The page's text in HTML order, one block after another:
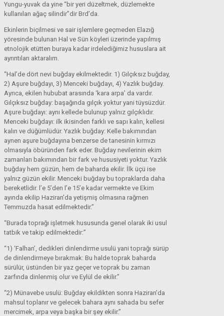
Yungu-yuvak da yine “bir yeri düzeltmek, düzlemekte
kullanılan ağaç silindir”dir Brd’da.
Ekinlerin biçilmesi ve sair işlemlere geçmeden Elazığ
yöresinde bulunan Hal ve Sün köyleri üzerinde yapılmış
etnolojik etütten buraya kadar irdelediğimiz hususlara ait
ayrıntıları aktaralım.
“Hal’de dört nevi buğday ekilmektedir. 1) Gılçıksız buğday,
2) Aşure buğdayı, 3) Menceki buğdayı, 4) Yazlık buğday.
Ayrıca, ekilen hububat arasında ‘kara arpa’ da vardır.
Gılçıksız buğday: başağında gılçık yoktur yani tüysüzdür.
Aşure buğdayı: aynı kellede bulunup yalnız gılçıklıdır.
Menceki buğdayı: ilk ikisinden farklı ve sapı kalın, kellesi
kalın ve düğümlüdür. Yazlık buğday: Kelle bakımından
aynen aşure buğdayına benzerse de tanesinin kırmızı
olmasıyla öbüründen fark eder. Buğday nevilerinin ekim
zamanları bakımından bir fark ve hususiyeti yoktur. Yazlık
buğday hem güzün, hem de baharda ekilir. İlk üçü ise
yalnız güzün ekilir. Menceki buğday bu topraklarda daha
bereketlidir. l’e 5’den l’e 15’e kadar vermekte ve Ekim
ayında ekilip Haziran’da yetişmiş olmasına rağmen
Temmuzda hasat edilmektedir.”
“Burada toprağı işletmek hususunda genel olarak iki usul
tatbik ve takip edilmektedir:”
“1) ‘Falhan’, dedikleri dinlendirme usulü yani toprağı sürüp
de dinlendirmeye bırakmak: Bu halde toprak baharda
sürülür, üstünden bir yaz geçer ve toprak bu zaman
zarfında dinlenmiş olur ve Eylül de ekilir.”
“2) Münavebe usulü: Buğday ekildikten sonra Haziran’da
mahsul toplanır ve gelecek bahara aynı sahada bu sefer
mercimek, arpa veya başka bir şey ekilir.”